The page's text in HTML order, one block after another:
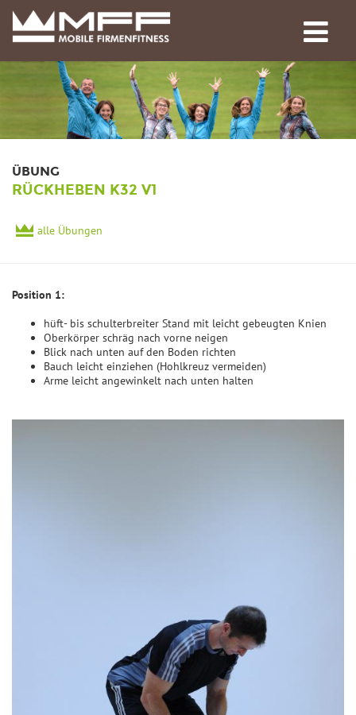
ÜBUNG
RÜCKHEBEN K32 V1
alle Übungen
Position 1:
hüft- bis schulterbreiter Stand mit leicht gebeugten Knien
Oberkörper schräg nach vorne neigen
Blick nach unten auf den Boden richten
Bauch leicht einziehen (Hohlkreuz vermeiden)
Arme leicht angewinkelt nach unten halten